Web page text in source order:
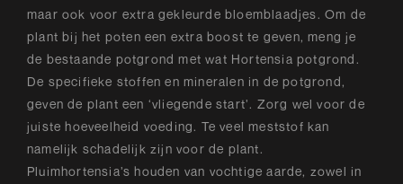
maar ook voor extra gekleurde bloemblaadjes. Om de
plant bij het poten een extra boost te geven, meng je
de bestaande potgrond met wat Hortensia potgrond.
De specifieke stoffen en mineralen in de potgrond,
geven de plant een ‘vliegende start’. Zorg wel voor de
juiste hoeveelheid voeding. Te veel meststof kan
namelijk schadelijk zijn voor de plant.
Pluimhortensia’s houden van vochtige aarde, zowel in